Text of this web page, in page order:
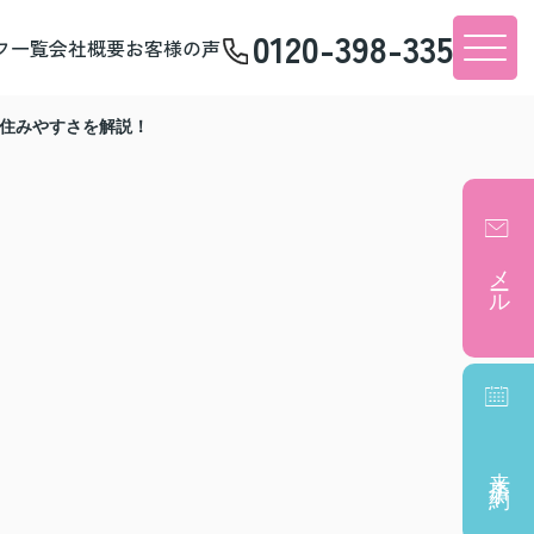
一覧会社概要お客様の声 0120-398-335
みやすさを解説！
メール